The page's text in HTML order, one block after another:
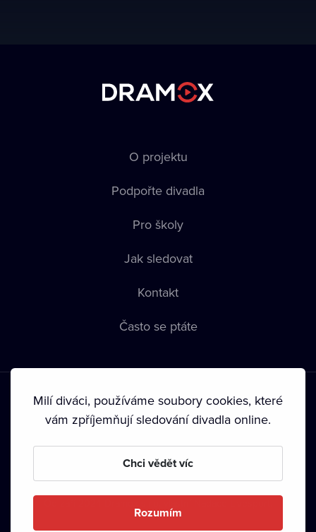
O projektu
Podpořte divadla
Pro školy
Jak sledovat
Kontakt
Často se ptáte
Podmínky používání • Ochrana soukromí • Zásady používání
• Autorská práva•
Milí diváci, používáme soubory cookies, které
vám zpříjemňují sledování divadla online.
Chci vědět víc
Rozumím